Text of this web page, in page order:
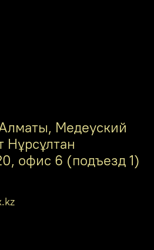
Медеуский
Нұрсұлтан
офис 6 (подъезд 1)